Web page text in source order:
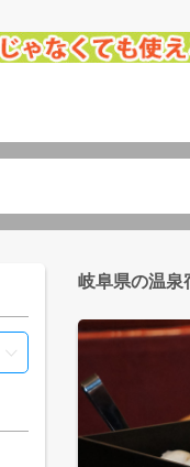
岐阜県の温泉